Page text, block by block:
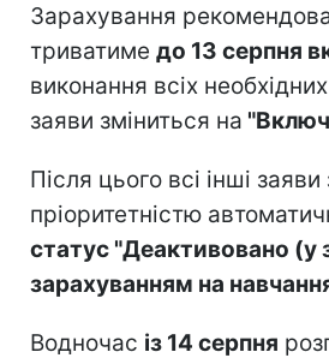
Зарахування
триватиме до 13 серпня
виконання всіх
заяви зміниться на
Після цього всі інші заяви
пріоритетністю
статус "Деактивовано (у
зарахуванням на
Водночас із 14 серпня